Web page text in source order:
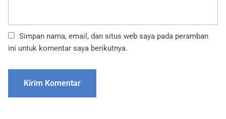
Simpan nama, email, dan situs web saya pada peramban
ini untuk komentar saya berikutnya.